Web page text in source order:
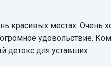
удовольствие.
детокс для уставших.